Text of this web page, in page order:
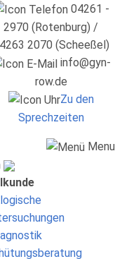
04261 -
2970 (Rotenburg) /
2070 (Scheeßel)
info@gyn-
row.de
Zu den
Sprechzeiten
Menu